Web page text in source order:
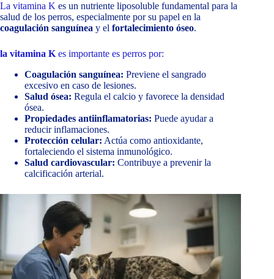
La vitamina K es un nutriente liposoluble fundamental para la
salud de los perros, especialmente por su papel en la
coagulación sanguínea y el fortalecimiento óseo.
la vitamina K es importante es perros por:
Coagulación sanguínea: Previene el sangrado
excesivo en caso de lesiones.
Salud ósea: Regula el calcio y favorece la densidad
ósea.
Propiedades antiinflamatorias: Puede ayudar a
reducir inflamaciones.
Protección celular: Actúa como antioxidante,
fortaleciendo el sistema inmunológico.
Salud cardiovascular: Contribuye a prevenir la
calcificación arterial.